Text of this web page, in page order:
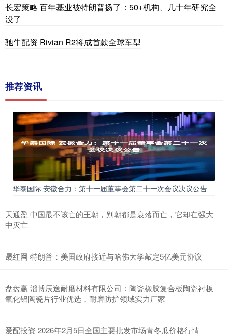
长宏策略 百年基业被特朗普扬了：50+机构、几十年研究全
没了
驰牛配资 Rivian R2将成首款全球车型
推荐资讯
华泰国际 安徽合力：第十一届董事会第二十一次会议决议公告
天通盈 中国最不该亡的王朝，别朝都是衰落而亡，它却在强大
中灭亡
晟红网 特朗普：美国政府接近与哈佛大学敲定5亿美元协议
盘盘赢 淄博辰逸耐磨材料有限公司：陶瓷橡胶复合板陶瓷衬板
氧化铝陶瓷片行业优选，耐磨防护领域实力厂家
爱配投资 2026年2月5日全国主要批发市场青冬瓜价格行情